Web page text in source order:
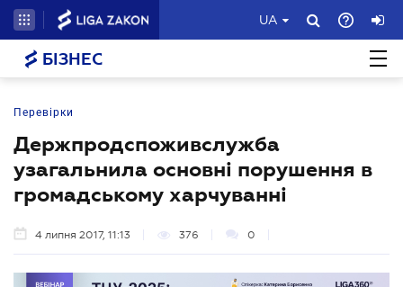
UA
БІЗНЕС
Перевірки
Держпродспоживслужба
узагальнила основні порушення в
громадському харчуванні
4 липня 2017, 11:13 376 0